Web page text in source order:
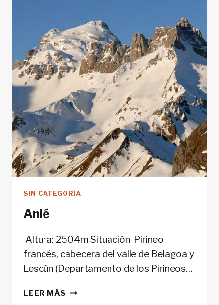
SIN CATEGORÍA
Anié
Altura: 2504m Situación: Pirineo
francés, cabecera del valle de Belagoa y
Lescún (Departamento de los Pirineos…
LEER MÁS ANIÉ